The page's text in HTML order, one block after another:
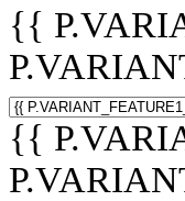
{{
{{